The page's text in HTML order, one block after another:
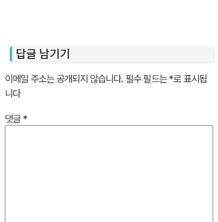
답글 남기기
이메일 주소는 공개되지 않습니다. 필수 필드는*로 표시됩
니다
댓글 *